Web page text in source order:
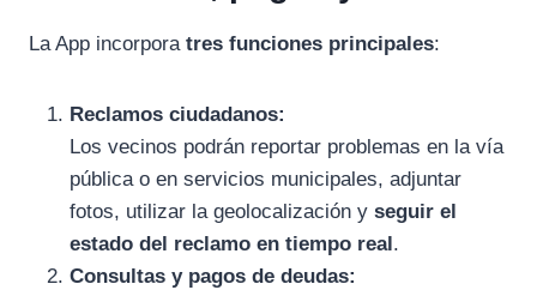
La App incorpora tres funciones principales:
Reclamos ciudadanos:
Los vecinos podrán reportar problemas en la vía
pública o en servicios municipales, adjuntar
fotos, utilizar la geolocalización y seguir el
estado del reclamo en tiempo real.
Consultas y pagos de deudas: